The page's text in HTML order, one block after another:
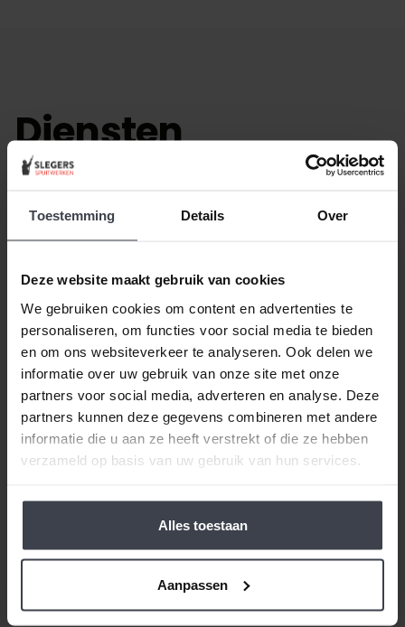
Toestemming Details Over
Deze website maakt gebruik van cookies
We gebruiken cookies om content en advertenties te
personaliseren, om functies voor social media te bieden
en om ons websiteverkeer te analyseren. Ook delen we
informatie over uw gebruik van onze site met onze
partners voor social media, adverteren en analyse. Deze
partners kunnen deze gegevens combineren met andere
informatie die u aan ze heeft verstrekt of die ze hebben
verzameld op basis van uw gebruik van hun services.
Alles toestaan
Aanpassen
Diensten
Bekijk de projecten die wij hebben opgeleverd voor